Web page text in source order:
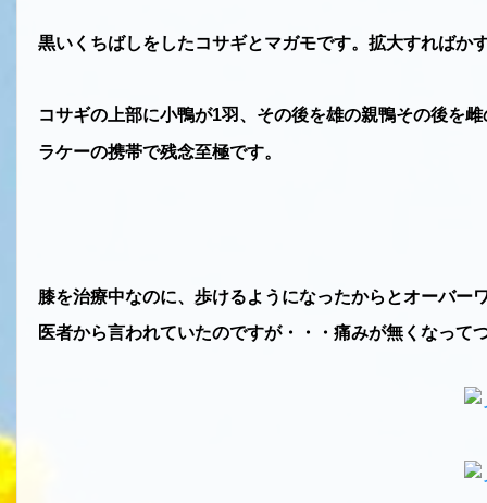
黒いくちばしをしたコサギとマガモです。拡大すればか
コサギの上部に小鴨が1羽、その後を雄の親鴨その後を
ラケーの携帯で残念至極です。
膝を治療中なのに、歩けるようになったからとオーバ
医者から言われていたのですが・・・痛みが無くなって